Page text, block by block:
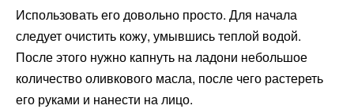
Использовать его довольно просто. Для начала
следует очистить кожу, умывшись теплой водой.
После этого нужно капнуть на ладони небольшое
количество оливкового масла, после чего растереть
его руками и нанести на лицо.